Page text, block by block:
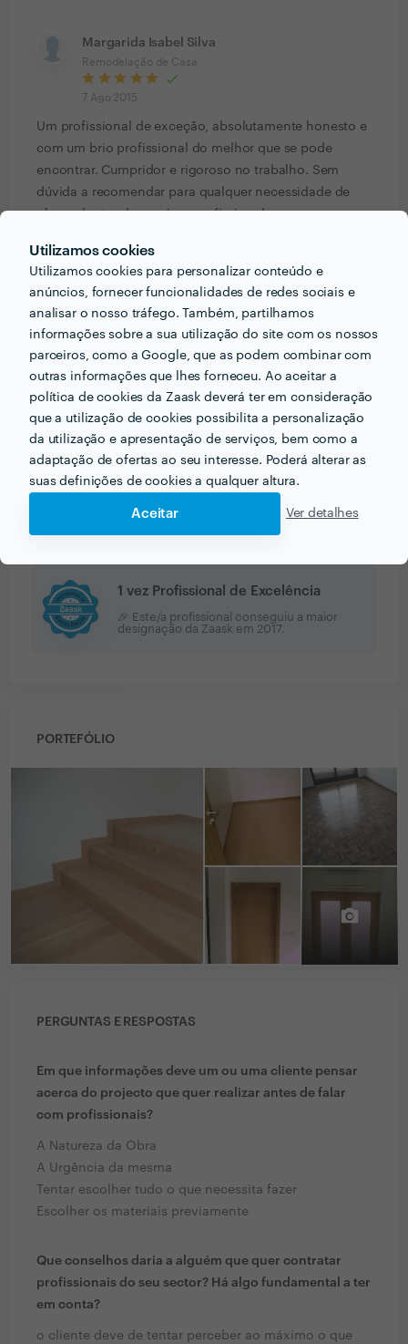
Utilizamos cookies
Utilizamos cookies para personalizar conteúdo e
anúncios, fornecer funcionalidades de redes sociais e
analisar o nosso tráfego. Também, partilhamos
informações sobre a sua utilização do site com os nossos
parceiros, como a Google, que as podem combinar com
outras informações que lhes forneceu. Ao aceitar a
política de cookies da Zaask deverá ter em consideração
que a utilização de cookies possibilita a personalização
da utilização e apresentação de serviços, bem como a
adaptação de ofertas ao seu interesse. Poderá alterar as
suas definições de cookies a qualquer altura.
Aceitar Ver detalhes
Margarida Isabel Silva
Remodelação de Casa
7 Ago 2015
Um profissional de exceção, absolutamente honesto e
com um brio profissional do melhor que se pode
encontrar. Cumpridor e rigoroso no trabalho. Sem
dúvida a recomendar para qualquer necessidade de
obras, dentro da sua área profissional.
maria lucinda jordão costa
8 Mar 2015
O sr. Rui Costa foi excelente ainda bem que existem
proficionais com estas qualidades ! Cumpridor quer
quanto a datas quer em qualidade de serviço, sem
duvidas promocional a recumendar aos amigos .
Obrigada e bem aja
PRÉMIOS ZAASK
1 vez Profissional de Excelência
🎉 Este/a profissional conseguiu a maior
designação da Zaask em 2017
PORTEFÓLIO
PERGUNTAS E RESPOSTAS
Em que informações deve um ou uma cliente pensar
acerca do projecto que quer realizar antes de falar
com profissionais?
A Natureza da Obra
A Urgência da mesma
Tentar escolher tudo o que necessita fazer
Escolher os materiais previamente
Que conselhos daria a alguém que quer contratar
profissionais do seu sector? Há algo fundamental a ter
em conta?
o cliente deve de tentar perceber ao máximo o que